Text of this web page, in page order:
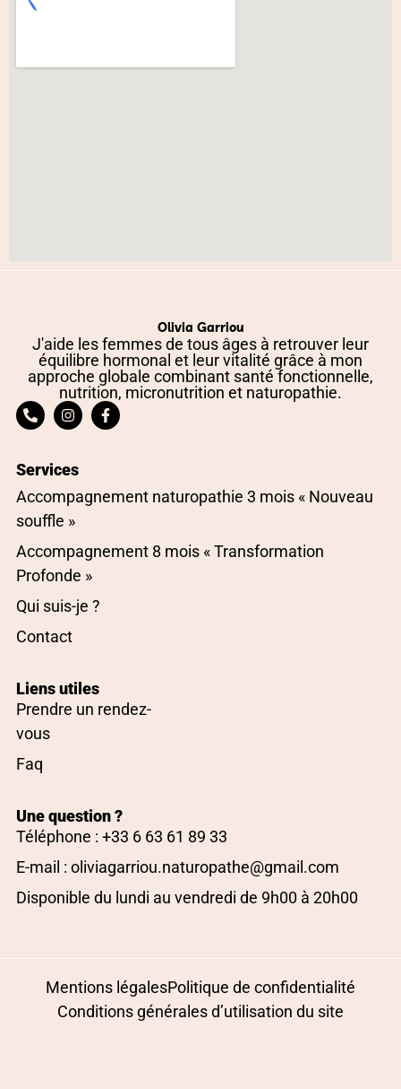
Olivia Garriou
J'aide les femmes de tous âges à retrouver leur
équilibre hormonal et leur vitalité grâce à mon
approche globale combinant santé fonctionnelle,
nutrition, micronutrition et naturopathie.
Services
Accompagnement naturopathie 3 mois « Nouveau
souffle »
Accompagnement 8 mois « Transformation
Profonde »
Qui suis-je ?
Contact
Liens utiles
Prendre un rendez-
vous
Faq
Une question ?
Téléphone : +33 6 63 61 89 33
E-mail : oliviagarriou.naturopathe@gmail.com
Disponible du lundi au vendredi de 9h00 à 20h00
Mentions légalesPolitique de confidentialité
Conditions générales d’utilisation du site